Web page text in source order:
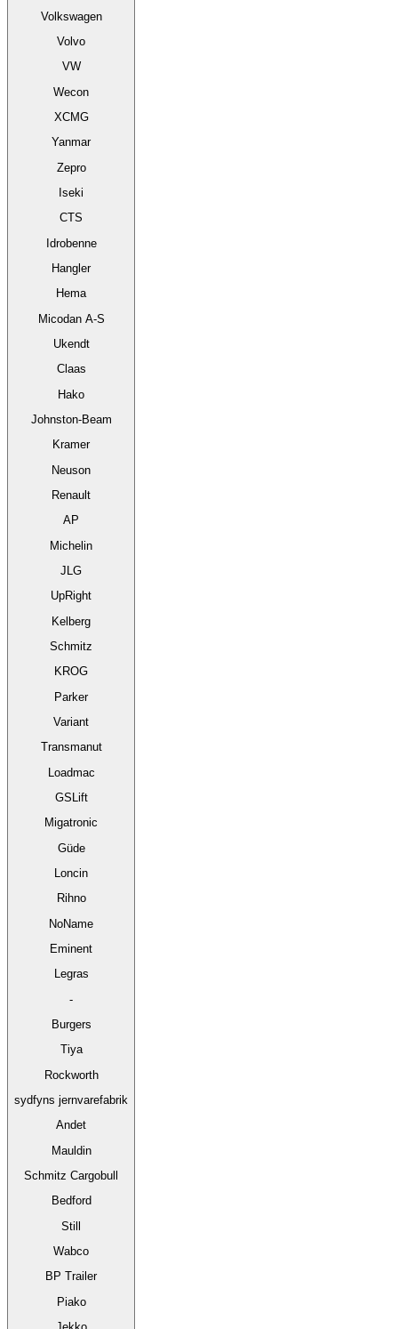
Volkswagen
Volvo
VW
Wecon
XCMG
Yanmar
Zepro
Iseki
CTS
Idrobenne
Hangler
Hema
Micodan A-S
Ukendt
Claas
Hako
Johnston-Beam
Kramer
Neuson
Renault
AP
Michelin
JLG
UpRight
Kelberg
Schmitz
KROG
Parker
Variant
Transmanut
Loadmac
GSLift
Migatronic
Güde
Loncin
Rihno
NoName
Eminent
Legras
-
Burgers
Tiya
Rockworth
sydfyns jernvarefabrik
Andet
Mauldin
Schmitz Cargobull
Bedford
Still
Wabco
BP Trailer
Piako